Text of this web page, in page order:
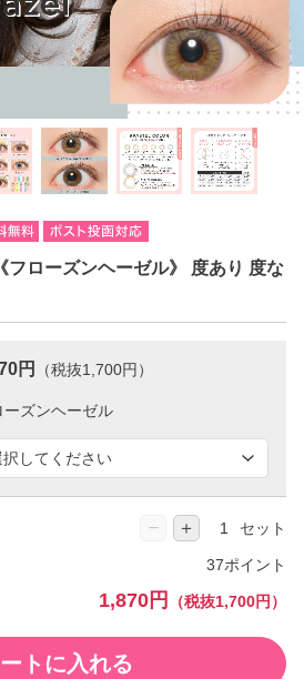
ローズンヘーゼル》 度あり 度な
円 （税抜1,700円）
− ＋ セット
37ポイント
1,870円 （税抜1,700円）
トに入れる